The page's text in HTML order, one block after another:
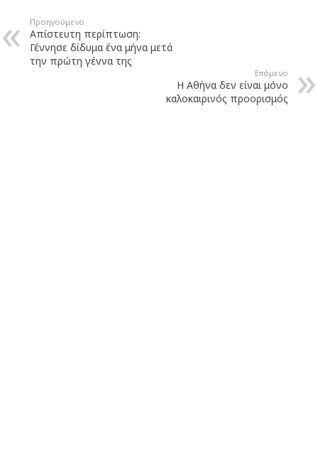
Προηγούμενο
Απίστευτη περίπτωση:
Γέννησε δίδυμα ένα μήνα μετά
την πρώτη γέννα της
Επόμενο
Η Αθήνα δεν είναι μόνο
καλοκαιρινός προορισμός